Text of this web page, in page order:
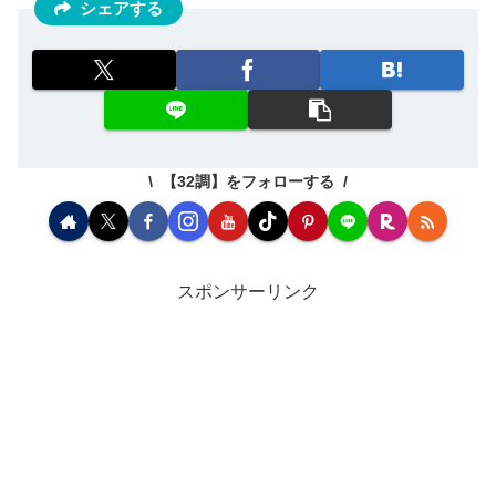
シェアする
【32調】をフォローする
スポンサーリンク